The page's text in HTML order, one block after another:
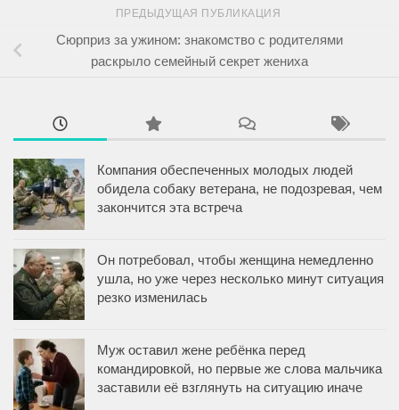
ПРЕДЫДУЩАЯ ПУБЛИКАЦИЯ
Сюрприз за ужином: знакомство с родителями
раскрыло семейный секрет жениха
Компания обеспеченных молодых людей
обидела собаку ветерана, не подозревая, чем
закончится эта встреча
Он потребовал, чтобы женщина немедленно
ушла, но уже через несколько минут ситуация
резко изменилась
Муж оставил жене ребёнка перед
командировкой, но первые же слова мальчика
заставили её взглянуть на ситуацию иначе